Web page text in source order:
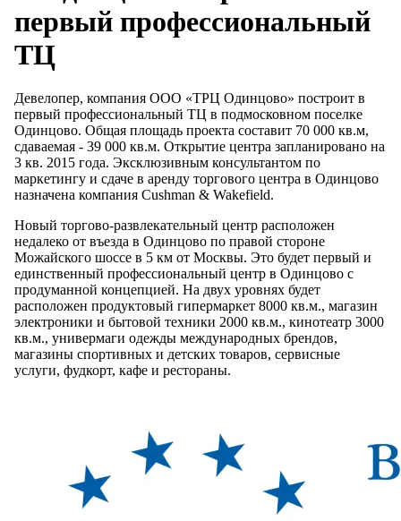
первый профессиональный
ТЦ
Девелопер, компания ООО «ТРЦ Одинцово» построит в
первый профессиональный ТЦ в подмосковном поселке
Одинцово. Общая площадь проекта составит 70 000 кв.м,
сдаваемая - 39 000 кв.м. Открытие центра запланировано на
3 кв. 2015 года. Эксклюзивным консультантом по
маркетингу и сдаче в аренду торгового центра в Одинцово
назначена компания Cushman & Wakefield.
Новый торгово-развлекательный центр расположен
недалеко от въезда в Одинцово по правой стороне
Можайского шоссе в 5 км от Москвы. Это будет первый и
единственный профессиональный центр в Одинцово с
продуманной концепцией. На двух уровнях будет
расположен продуктовый гипермаркет 8000 кв.м., магазин
электроники и бытовой техники 2000 кв.м., кинотеатр 3000
кв.м., универмаги одежды международных брендов,
магазины спортивных и детских товаров, сервисные
услуги, фудкорт, кафе и рестораны.